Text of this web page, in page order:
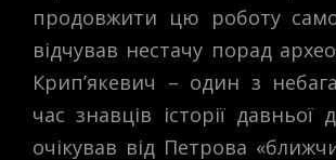
продовжити цю роботу
відчував нестачу порад
Крип’якевич – один з
час знавців історії давньої
очікував від Петрова